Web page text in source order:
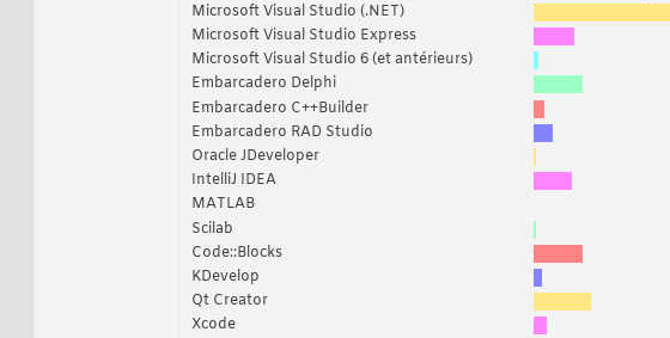
Microsoft Visual Studio (.NET)
Microsoft Visual Studio Express
Microsoft Visual Studio 6 (et antérieurs)
Embarcadero Delphi
Embarcadero C++Builder
Embarcadero RAD Studio
Oracle JDeveloper
IntelliJ IDEA
MATLAB
Scilab
Code::Blocks
KDevelop
Qt Creator
Xcode